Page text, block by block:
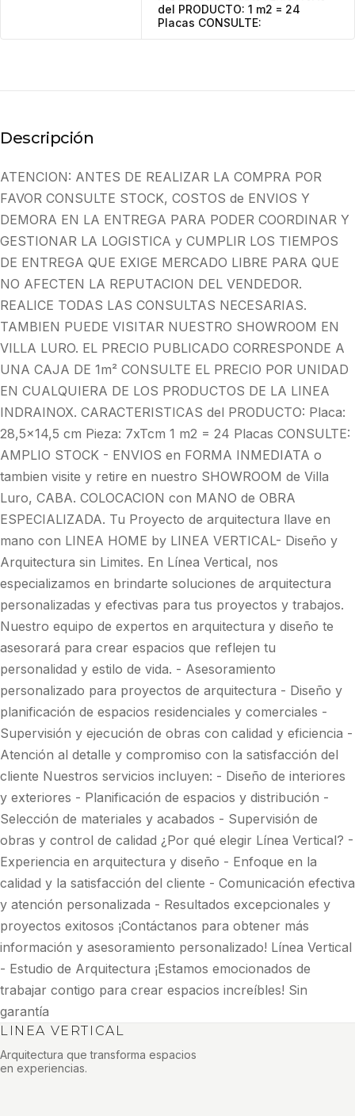
del PRODUCTO: 1 m2 = 24
Placas CONSULTE:
Descripción
ATENCION: ANTES DE REALIZAR LA COMPRA POR
FAVOR CONSULTE STOCK, COSTOS de ENVIOS Y
DEMORA EN LA ENTREGA PARA PODER COORDINAR Y
GESTIONAR LA LOGISTICA y CUMPLIR LOS TIEMPOS
DE ENTREGA QUE EXIGE MERCADO LIBRE PARA QUE
NO AFECTEN LA REPUTACION DEL VENDEDOR.
REALICE TODAS LAS CONSULTAS NECESARIAS.
TAMBIEN PUEDE VISITAR NUESTRO SHOWROOM EN
VILLA LURO. EL PRECIO PUBLICADO CORRESPONDE A
UNA CAJA DE 1m² CONSULTE EL PRECIO POR UNIDAD
EN CUALQUIERA DE LOS PRODUCTOS DE LA LINEA
INDRAINOX. CARACTERISTICAS del PRODUCTO: Placa:
28,5x14,5 cm Pieza: 7xTcm 1 m2 = 24 Placas CONSULTE:
AMPLIO STOCK - ENVIOS en FORMA INMEDIATA o
tambien visite y retire en nuestro SHOWROOM de Villa
Luro, CABA. COLOCACION con MANO de OBRA
ESPECIALIZADA. Tu Proyecto de arquitectura llave en
mano con LINEA HOME by LINEA VERTICAL- Diseño y
Arquitectura sin Limites. En Línea Vertical, nos
especializamos en brindarte soluciones de arquitectura
personalizadas y efectivas para tus proyectos y trabajos.
Nuestro equipo de expertos en arquitectura y diseño te
asesorará para crear espacios que reflejen tu
personalidad y estilo de vida. - Asesoramiento
personalizado para proyectos de arquitectura - Diseño y
planificación de espacios residenciales y comerciales -
Supervisión y ejecución de obras con calidad y eficiencia -
Atención al detalle y compromiso con la satisfacción del
cliente Nuestros servicios incluyen: - Diseño de interiores
y exteriores - Planificación de espacios y distribución -
Selección de materiales y acabados - Supervisión de
obras y control de calidad ¿Por qué elegir Línea Vertical? -
Experiencia en arquitectura y diseño - Enfoque en la
calidad y la satisfacción del cliente - Comunicación efectiva
y atención personalizada - Resultados excepcionales y
proyectos exitosos ¡Contáctanos para obtener más
información y asesoramiento personalizado! Línea Vertical
- Estudio de Arquitectura ¡Estamos emocionados de
trabajar contigo para crear espacios increíbles! Sin
garantía
LINEA VERTICAL
Arquitectura que transforma espacios
en experiencias.